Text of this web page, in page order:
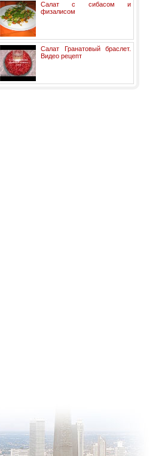
Салат с сибасом и
физалисом
Салат Гранатовый браслет.
Видео рецепт